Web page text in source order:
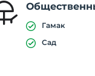
Гамак
Сад